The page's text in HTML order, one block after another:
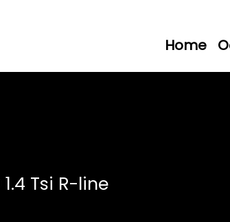
Home
1.4 Tsi R-line